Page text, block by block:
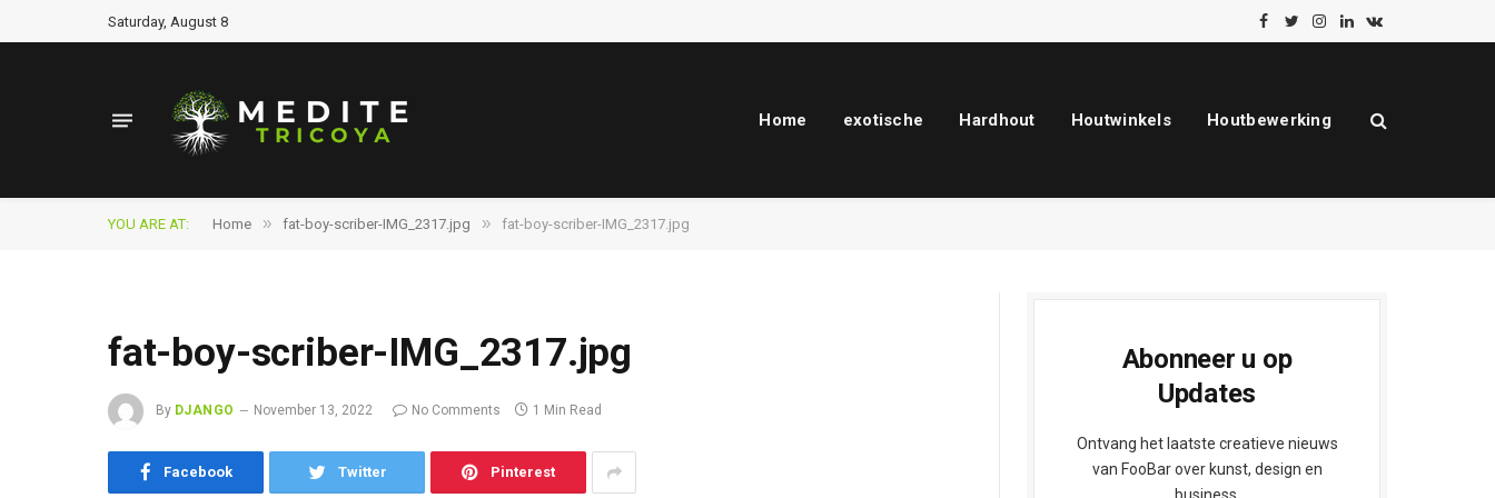
Saturday, August 8
Facebook
TwitterInstagram
LinkedInVKontakte
Home exotische Hardhout Houtwinkels Houtbewerking
YOU ARE AT: Home » fat-boy-scriber-IMG_2317.jpg » fat-boy-scriber-IMG_2317.jpg
fat-boy-scriber-IMG_2317.jpg
By DJANGO November 13, 2022 No Comments 1 Min Read
Facebook Twitter Pinterest
Abonneer u op
Updates
Ontvang het laatste creatieve nieuws
van FooBar over kunst, design en